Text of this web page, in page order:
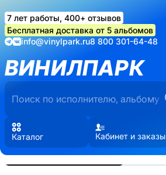
7 лет работы, 400+ отзывов
Бесплатная доставка от 5 альбомов
info@vinylpark.ru8 800 301-64-48
ВИНИЛПАРК
Каталог Кабинет и заказы
Реальные фото пластинки.
Нажмите, чтобы увеличить